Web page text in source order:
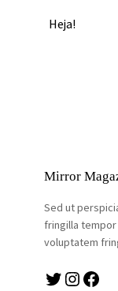
Heja!
Mirror
Sed ut
fringilla
voluptatem
Twitter Instagram Facebook